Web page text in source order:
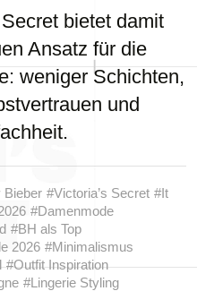
bietet damit
Ansatz für die
weniger Schichten,
und
Bieber #Victoria’s Secret #It
#Damenmode
#BH als Top
2026 #Minimalismus
#Outfit Inspiration
#Lingerie Styling